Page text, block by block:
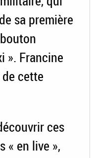
sa première
ces
« en live »,